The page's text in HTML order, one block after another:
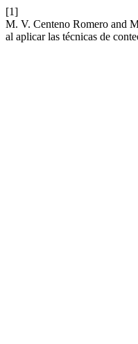
[1]
M. V. Centeno Romero and
al aplicar las técnicas de